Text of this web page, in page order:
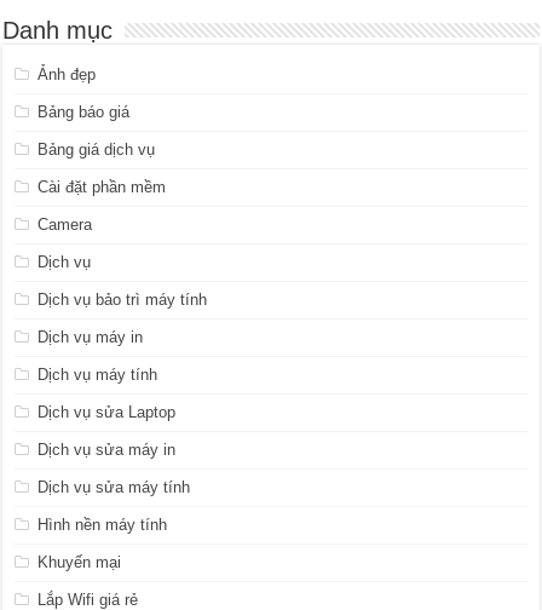
Danh mục
Ảnh đẹp
Bảng báo giá
Bảng giá dịch vụ
Cài đặt phần mềm
Camera
Dịch vụ
Dịch vụ bảo trì máy tính
Dịch vụ máy in
Dịch vụ máy tính
Dịch vụ sửa Laptop
Dịch vụ sửa máy in
Dịch vụ sửa máy tính
Hình nền máy tính
Khuyến mại
Lắp Wifi giá rẻ